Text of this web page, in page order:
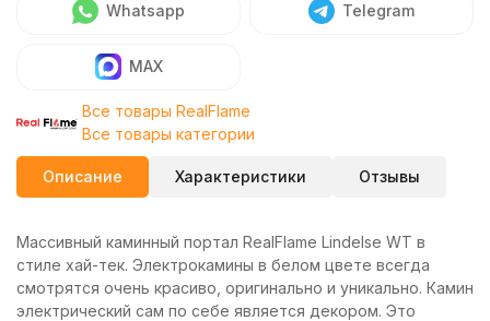
Whatsapp Telegram
MAX
Все товары RealFlame
Все товары категории
Описание Характеристики Отзывы
Массивный каминный портал RealFlame Lindelse WT в
стиле хай-тек. Электрокамины в белом цвете всегда
смотрятся очень красиво, оригинально и уникально. Камин
электрический сам по себе является декором. Это